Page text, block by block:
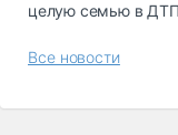
целую семью в ДТП
Все новости